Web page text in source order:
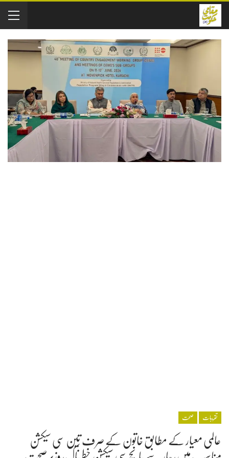
تقریبات صحت
عالمی معیار کے مطابق خاتون کے صرف تین سی سیکشن